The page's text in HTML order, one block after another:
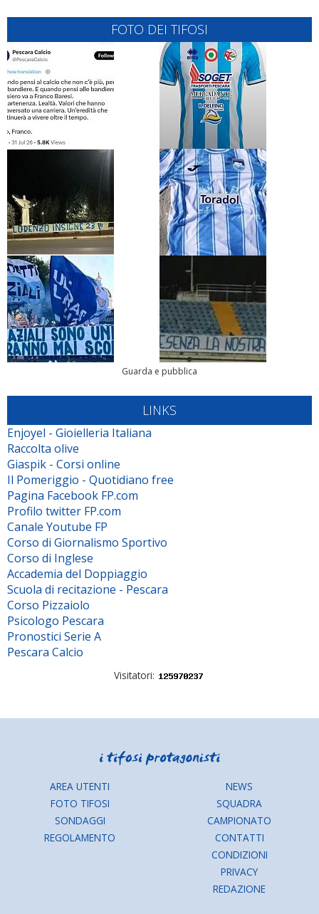
FOTO DEI TIFOSI
Guarda e pubblica
LINKS
Enjoyel - Gioielleria Italiana
Raccolta olive
Giaspik - Corsi online
Il Pomeriggio - Quotidiano free
Pagina Facebook FP.com
Profilo twitter FP.com
Canale Youtube FP
Corso di Giornalismo Sportivo
Corso di Inglese
Accademia del Doppiaggio
Scuola di recitazione - Pescara
Corso Pizzaiolo
Psicologo Pescara
Pronostici Serie A
Pescara Calcio
Visitatori:
AREA UTENTI
FOTO TIFOSI
SONDAGGI
REGOLAMENTO
NEWS
SQUADRA
CAMPIONATO
CONTATTI
CONDIZIONI
PRIVACY
REDAZIONE